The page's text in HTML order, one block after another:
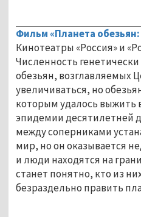
Фильм «Планета
Кинотеатры «Россия» и
Численность
обезьян, возглавляемых
увеличиваться, но
которым удалось выжить
эпидемии десятилетней
между соперниками
мир, но он оказывается
и люди находятся на
станет понятно, кто из
безраздельно править